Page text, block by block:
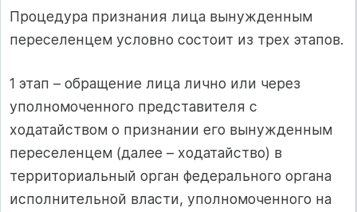
Процедура признания лица вынужденным
переселенцем условно состоит из трех этапов.
1 этап – обращение лица лично или через
уполномоченного представителя с
ходатайством о признании его вынужденным
переселенцем (далее – ходатайство) в
территориальный орган федерального органа
исполнительной власти, уполномоченного на